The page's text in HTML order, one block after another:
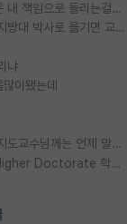
왜 후배가 못하는걸 교수님은 내 책임으로 돌리는걸까요?
SSH 박사과정을 그만두고 지방대 박사로 옮기면 교수의 꿈은 끝일까요?
냐
이됐는데
타대학원 컨텍 준비중인데, 지도교수님께는 언제 말씀드려야 할까요?
우리나라도 학구 열풍보면 Higher Doctorate 학위가 필요하다고 봅니다.